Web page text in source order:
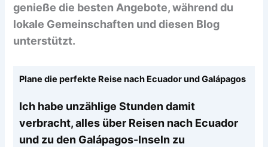
genieße die besten Angebote, während du
lokale Gemeinschaften und diesen Blog
unterstützt.
Plane die perfekte Reise nach Ecuador und Galápagos
Ich habe unzählige Stunden damit
verbracht, alles über Reisen nach Ecuador
und zu den Galápagos-Inseln zu